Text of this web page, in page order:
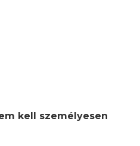
kell személyesen